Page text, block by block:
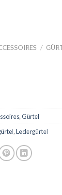
/
,Gürtel
,Ledergürtel